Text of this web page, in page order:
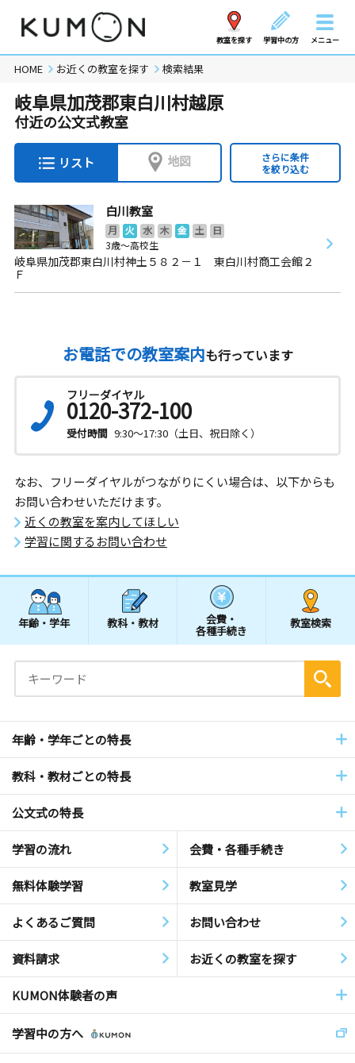
教室を探す 学習中の方 メニュー
HOME お近くの教室を探す 検索結果
岐阜県加茂郡東白川村越原
付近の公文式教室
リスト 地図
さらに条件
を絞り込む
白川教室
月 火 水 木 金 土
日
3歳～高校生
岐阜県加茂郡東白川村神土５８２－１ 東白川村商工会館２
Ｆ
お電話での教室案内も行っています
フリーダイヤル
0120-372-100
受付時間 9:30～17:30（土日、祝日除く）
なお、フリーダイヤルがつながりにくい場合は、以下からも
お問い合わせいただけます。
近くの教室を案内してほしい
学習に関するお問い合わせ
年齢・学年 教科・教材 会費・
各種手続き
教室検索
年齢・学年ごとの特長
教科・教材ごとの特長
公文式の特長
学習の流れ 会費・各種手続き
無料体験学習 教室見学
よくあるご質問 お問い合わせ
資料請求 お近くの教室を探す
KUMON体験者の声
学習中の方へ